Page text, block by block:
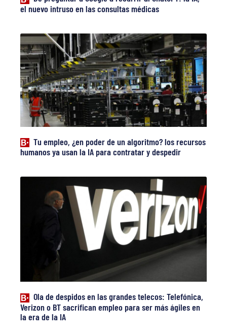
el nuevo intruso en las consultas médicas
Tu empleo, ¿en poder de un algoritmo? los recursos
humanos ya usan la IA para contratar y despedir
Ola de despidos en las grandes telecos: Telefónica,
Verizon o BT sacrifican empleo para ser más ágiles en
la era de la IA